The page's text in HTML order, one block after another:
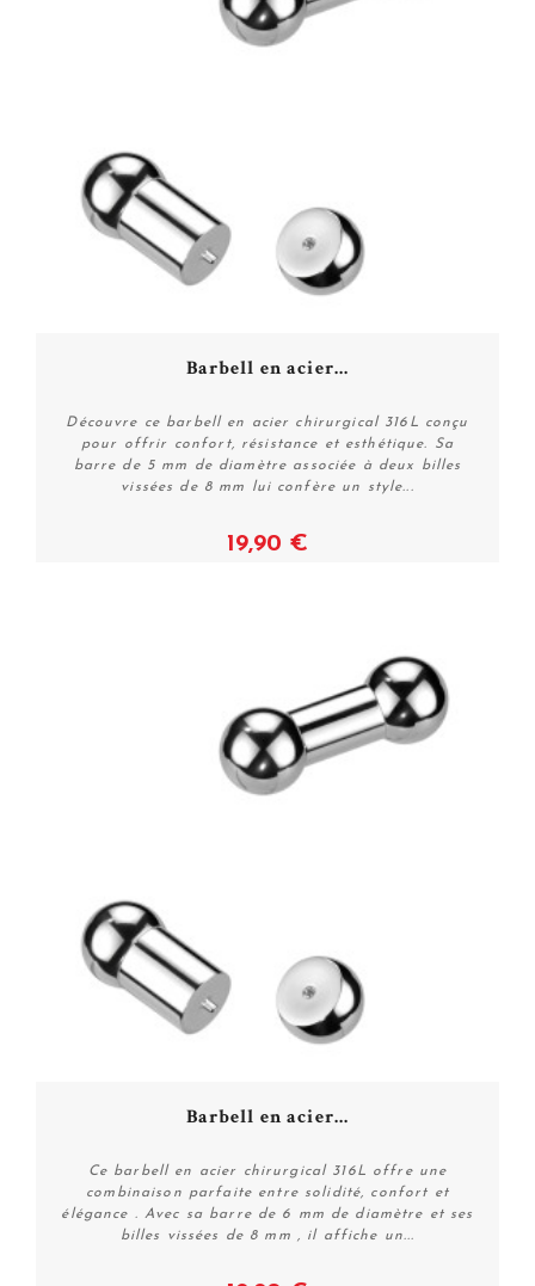
Voir
Barbell en acier...
Découvre ce barbell en acier chirurgical 316L conçu
pour offrir confort, résistance et esthétique. Sa
barre de 5 mm de diamètre associée à deux billes
vissées de 8 mm lui confère un style...
19,90 €
Barbell en acier...
Ce barbell en acier chirurgical 316L offre une
combinaison parfaite entre solidité, confort et
élégance . Avec sa barre de 6 mm de diamètre et ses
billes vissées de 8 mm , il affiche un...